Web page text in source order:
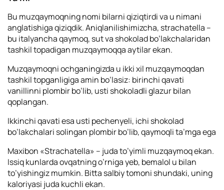
Bu muzqaymoqning nomi bilarni qiziqtirdi va u nimani
anglatishiga qiziqdik. Aniqlanilishimizcha, strachatella –
bu italyancha qaymoq, sut va shokolad bo’lakchalaridan
tashkil topadigan muzqaymoqqa aytilar ekan.
Muzqaymoqni ochganingizda u ikki xil muzqaymoqdan
tashkil topganligiga amin bo’lasiz: birinchi qavati
vanillinni plombir bo’lib, usti shokoladli glazur bilan
qoplangan.
Ikkinchi qavati esa usti pechenyeli, ichi shokolad
bo’lakchalari solingan plombir bo’lib, qaymoqli ta’mga ega
Maxibon «Strachatellа» – juda to’yimli muzqaymoq ekan.
Issiq kunlarda ovqatning o’rniga yeb, bemalol u bilan
to’yishingiz mumkin. Bitta salbiy tomoni shundaki, uning
kaloriyasi juda kuchli ekan.